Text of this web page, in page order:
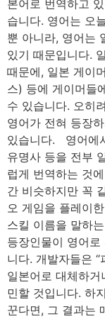
본어로 번역하고
습니다. 영어는 오
뿐 아니라, 영어는
있기 때문입니다.
때문에, 일본 게이
스) 등에 게이머들
수 있습니다. 오히
영어가 전혀 등장
있습니다. 영어에
유명사 등을 전부
럽게 번역하는 것
간 비슷하지만 꼭
오 게임을 플레이
스킬 이름을 말하
등장인물이 영어
니다. 개발자들은 “
일본어로 대체하
민할 것입니다. 하
꾼다면, 그 결과는